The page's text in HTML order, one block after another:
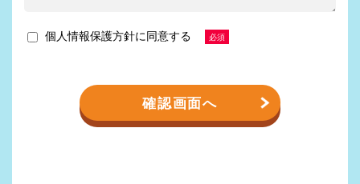
個人情報保護方針に同意する 必須